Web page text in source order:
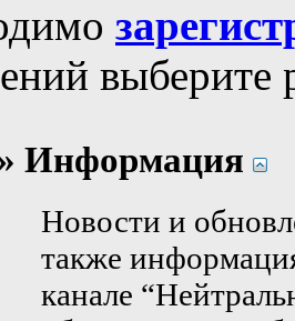
выберите
Информация
Новости и
также
канале